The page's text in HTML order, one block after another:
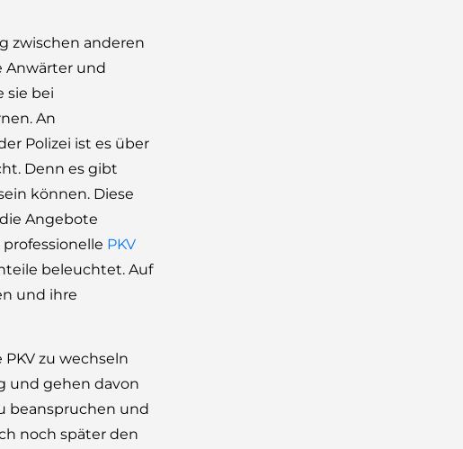
zwischen anderen
Anwärter und
sie bei
An
Polizei ist es über
Denn es gibt
können. Diese
Angebote
PKV
beleuchtet. Auf
und ihre
zu wechseln
und gehen davon
beanspruchen und
noch später den